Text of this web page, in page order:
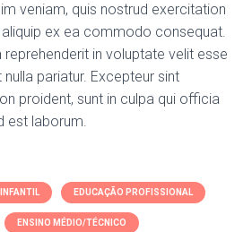
veniam, quis nostrud exercitation
ex ea commodo consequat.
reprehenderit in voluptate velit esse
pariatur. Excepteur sint
proident, sunt in culpa qui officia
est laborum.
EDUCAÇÃO PROFISSIONAL
ENSINO MÉDIO/TÉCNICO